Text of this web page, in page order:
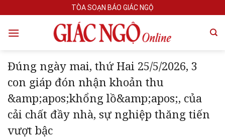
to
content
TÒA SOẠN BÁO GIÁC NGỘ
Đúng ngày mai, thứ Hai 25/5/2026, 3
con giáp đón nhận khoản thu
&amp;apos;khổng lồ&amp;apos;, của
cải chất đầy nhà, sự nghiệp thăng tiến
vượt bậc